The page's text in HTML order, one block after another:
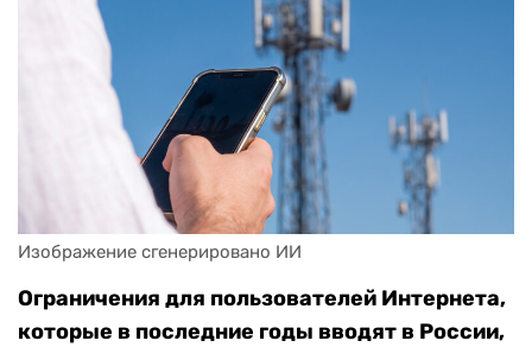
Изображение сгенерировано ИИ
Ограничения для пользователей Интернета,
которые в последние годы вводят в России,